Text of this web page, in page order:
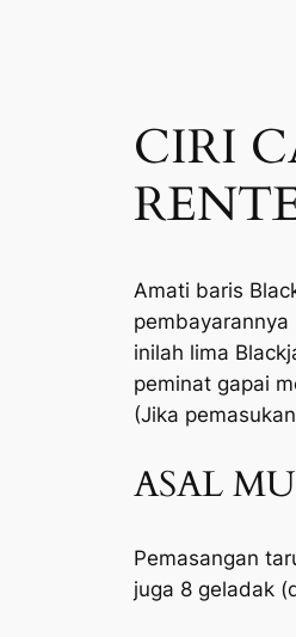
CIRI
Amati baris
inilah lima
peminat gapai
(Jika
ASAL
Pemasangan
juga 8 geladak